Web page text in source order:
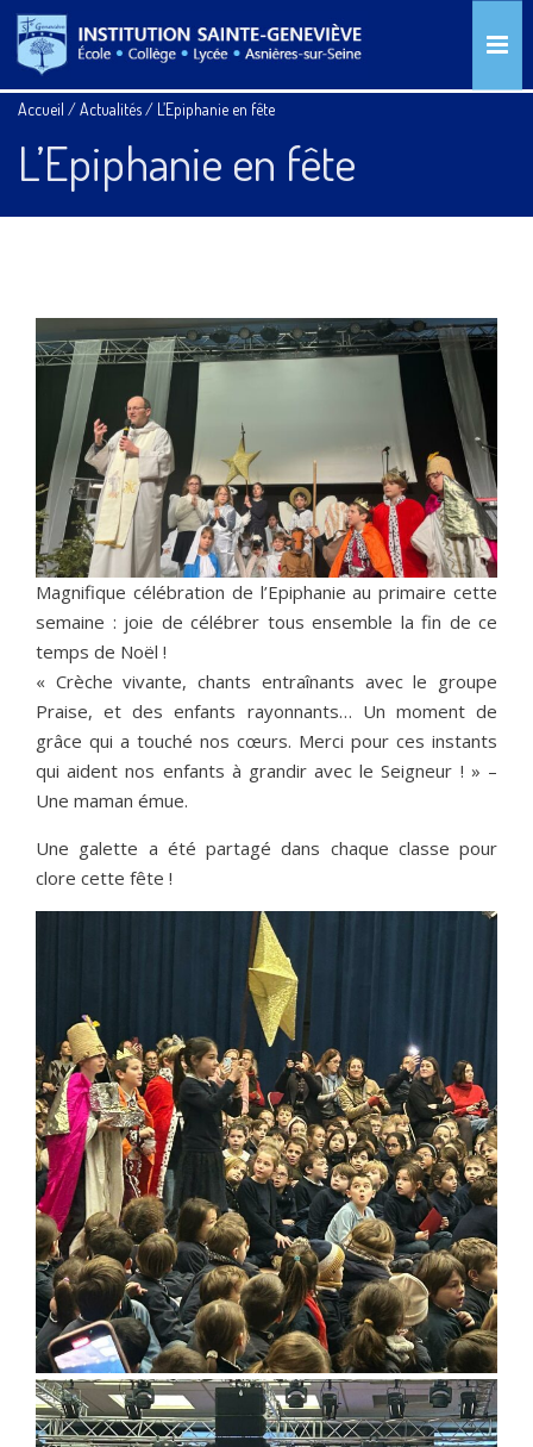
Accueil /Actualités/ L’Epiphanie en fête
L’Epiphanie en fête
Magnifique célébration de l’Epiphanie au primaire cette
semaine : joie de célébrer tous ensemble la fin de ce
temps de Noël !
« Crèche vivante, chants entraînants avec le groupe
Praise, et des enfants rayonnants… Un moment de
grâce qui a touché nos cœurs. Merci pour ces instants
qui aident nos enfants à grandir avec le Seigneur ! » –
Une maman émue.
Une galette a été partagé dans chaque classe pour
clore cette fête !